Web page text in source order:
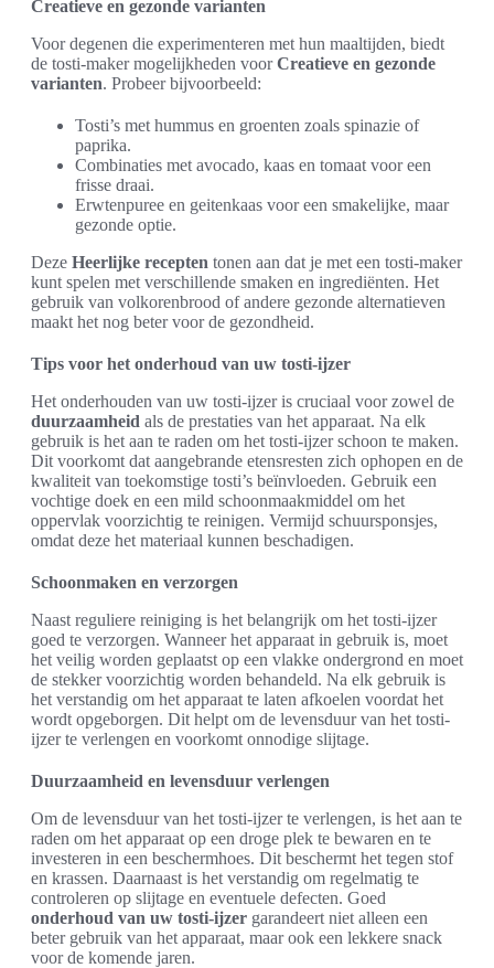
Creatieve en gezonde varianten
Voor degenen die experimenteren met hun maaltijden, biedt
de tosti-maker mogelijkheden voorCreatieve en gezonde
varianten. Probeer bijvoorbeeld:
Tosti’s met hummus en groenten zoals spinazie of
paprika.
Combinaties met avocado, kaas en tomaat voor een
frisse draai.
Erwtenpuree en geitenkaas voor een smakelijke, maar
gezonde optie.
Deze Heerlijke recepten tonen aan dat je met een tosti-maker
kunt spelen met verschillende smaken en ingrediënten. Het
gebruik van volkorenbrood of andere gezonde alternatieven
maakt het nog beter voor de gezondheid.
Tips voor het onderhoud van uw tosti-ijzer
Het onderhouden van uw tosti-ijzer is cruciaal voor zowel de
duurzaamheid als de prestaties van het apparaat. Na elk
gebruik is het aan te raden om het tosti-ijzer schoon te maken.
Dit voorkomt dat aangebrande etensresten zich ophopen en de
kwaliteit van toekomstige tosti’s beïnvloeden. Gebruik een
vochtige doek en een mild schoonmaakmiddel om het
oppervlak voorzichtig te reinigen. Vermijd schuursponsjes,
omdat deze het materiaal kunnen beschadigen.
Schoonmaken en verzorgen
Naast reguliere reiniging is het belangrijk om het tosti-ijzer
goed te verzorgen. Wanneer het apparaat in gebruik is, moet
het veilig worden geplaatst op een vlakke ondergrond en moet
de stekker voorzichtig worden behandeld. Na elk gebruik is
het verstandig om het apparaat te laten afkoelen voordat het
wordt opgeborgen. Dit helpt om de levensduur van het tosti-
ijzer te verlengen en voorkomt onnodige slijtage.
Duurzaamheid en levensduur verlengen
Om de levensduur van het tosti-ijzer te verlengen, is het aan te
raden om het apparaat op een droge plek te bewaren en te
investeren in een beschermhoes. Dit beschermt het tegen stof
en krassen. Daarnaast is het verstandig om regelmatig te
controleren op slijtage en eventuele defecten. Goed
onderhoud van uw tosti-ijzer garandeert niet alleen een
beter gebruik van het apparaat, maar ook een lekkere snack
voor de komende jaren.